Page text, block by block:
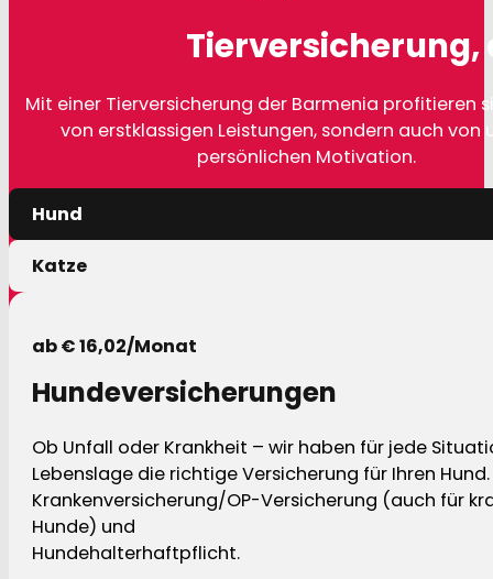
Tierversicherung,
Mit einer Tierversicherung der Barmenia profitieren
von erstklassigen Leistungen, sondern auch von
persönlichen Motivation.
Hund
Katze
ab € 16,02/Monat
Hundeversicherungen
Ob Unfall oder Krankheit – wir haben für jede
Lebenslage die richtige Versicherung für Ihren Hund.
Krankenversicherung/OP-Versicherung (auch für
Hunde) und
Hundehalterhaftpflicht.